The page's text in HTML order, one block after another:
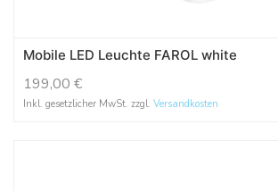
Mobile LED Leuchte FAROL white
199,00 €
Inkl. gesetzlicher MwSt. zzgl. Versandkosten